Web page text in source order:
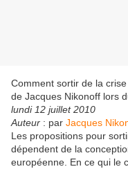
Comment sortir de la
de Jacques Nikonoff lors
lundi 12 juillet 2010
Auteur : par Jacques
Les propositions pour
dépendent de la
européenne. En ce qui le